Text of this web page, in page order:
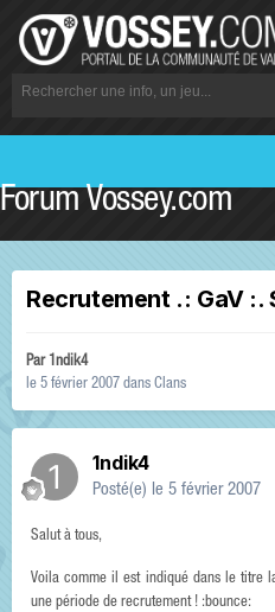
Forum Vossey.com
Recrutement .: GaV :.
Par 1ndik4
le 5 février 2007 dans Clans
1ndik4
Posté(e) le 5 février 2007
Salut à tous,
Voila comme il est indiqué dans le titre
une période de recrutement ! :bounce: